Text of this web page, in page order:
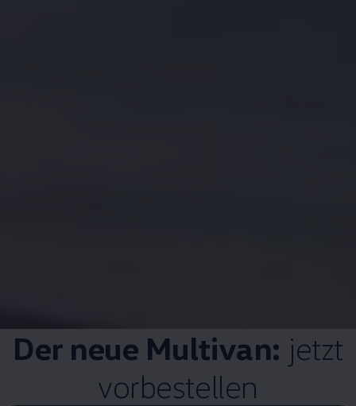
Der neue Multivan: jetzt
vorbestellen